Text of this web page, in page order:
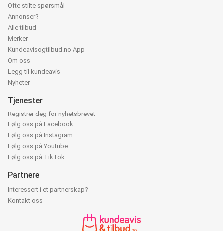
Ofte stilte spørsmål
Annonser?
Alle tilbud
Merker
Kundeavisogtilbud.no App
Om oss
Legg til kundeavis
Nyheter
Tjenester
Registrer deg for nyhetsbrevet
Følg oss på Facebook
Følg oss på Instagram
Følg oss på Youtube
Følg oss på TikTok
Partnere
Interessert i et partnerskap?
Kontakt oss